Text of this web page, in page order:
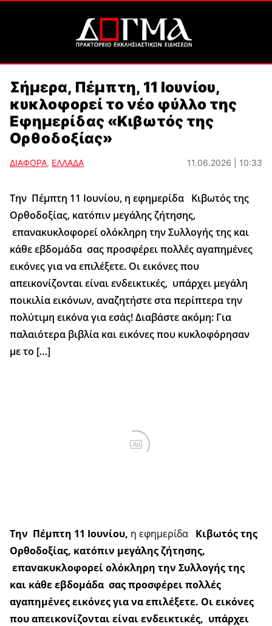
Σήμερα, Πέμπτη, 11 Ιουνίου,
κυκλοφορεί το νέο φύλλο της
Εφημερίδας «Κιβωτός της
Ορθοδοξίας»
ΔΙΑΦΟΡΑ, ΕΛΛΑΔΑ 11.06.2026 | 10:33
Την Πέμπτη 11 Ιουνίου, η εφημερίδα Κιβωτός της
Ορθοδοξίας, κατόπιν μεγάλης ζήτησης,
επανακυκλοφορεί ολόκληρη την Συλλογής της και
κάθε εβδομάδα σας προσφέρει πολλές αγαπημένες
εικόνες για να επιλέξετε. Οι εικόνες που
απεικονίζονται είναι ενδεικτικές, υπάρχει μεγάλη
ποικιλία εικόνων, αναζητήστε στα περίπτερα την
πολύτιμη εικόνα για εσάς! Διαβάστε ακόμη: Για
παλαιότερα βιβλία και εικόνες που κυκλοφόρησαν
με το […]
Ad
Την Πέμπτη 11 Ιουνίου, η εφημερίδα Κιβωτός της
Ορθοδοξίας, κατόπιν μεγάλης ζήτησης,
επανακυκλοφορεί ολόκληρη την Συλλογής της
και κάθε εβδομάδα σας προσφέρει πολλές
αγαπημένες εικόνες για να επιλέξετε. Οι εικόνες
που απεικονίζονται είναι ενδεικτικές, υπάρχει